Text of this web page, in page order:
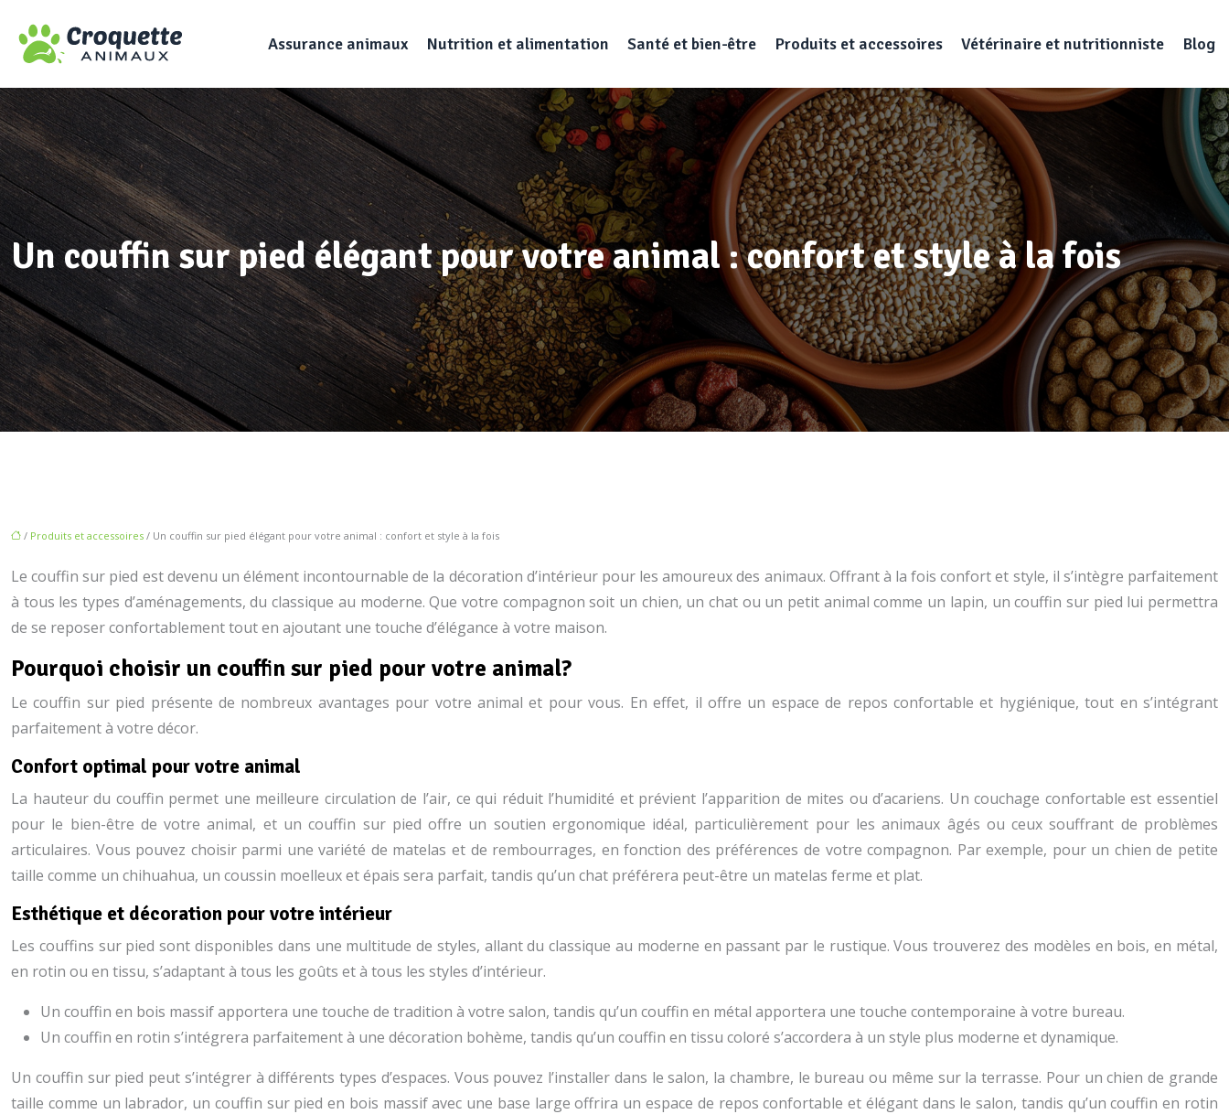
Assurance animaux Nutrition et alimentation Santé et bien-être Produits et accessoires Vétérinaire et nutritionniste Blog
Un couffin sur pied élégant pour votre animal : confort et style à la fois
/ Produits et accessoires / Un couffin sur pied élégant pour votre animal : confort et style à la fois
Le couffin sur pied est devenu un élément incontournable de la décoration d’intérieur pour les amoureux des animaux. Offrant à la fois confort et style, il s’intègre parfaitement
à tous les types d’aménagements, du classique au moderne. Que votre compagnon soit un chien, un chat ou un petit animal comme un lapin, un couffin sur pied lui permettra
de se reposer confortablement tout en ajoutant une touche d’élégance à votre maison.
Pourquoi choisir un couffin sur pied pour votre animal?
Le couffin sur pied présente de nombreux avantages pour votre animal et pour vous. En effet, il offre un espace de repos confortable et hygiénique, tout en s’intégrant
parfaitement à votre décor.
Confort optimal pour votre animal
La hauteur du couffin permet une meilleure circulation de l’air, ce qui réduit l’humidité et prévient l’apparition de mites ou d’acariens. Un couchage confortable est essentiel
pour le bien-être de votre animal, et un couffin sur pied offre un soutien ergonomique idéal, particulièrement pour les animaux âgés ou ceux souffrant de problèmes
articulaires. Vous pouvez choisir parmi une variété de matelas et de rembourrages, en fonction des préférences de votre compagnon. Par exemple, pour un chien de petite
taille comme un chihuahua, un coussin moelleux et épais sera parfait, tandis qu’un chat préférera peut-être un matelas ferme et plat.
Esthétique et décoration pour votre intérieur
Les couffins sur pied sont disponibles dans une multitude de styles, allant du classique au moderne en passant par le rustique. Vous trouverez des modèles en bois, en métal,
en rotin ou en tissu, s’adaptant à tous les goûts et à tous les styles d’intérieur.
Un couffin en bois massif apportera une touche de tradition à votre salon, tandis qu’un couffin en métal apportera une touche contemporaine à votre bureau.
Un couffin en rotin s’intégrera parfaitement à une décoration bohème, tandis qu’un couffin en tissu coloré s’accordera à un style plus moderne et dynamique.
Un couffin sur pied peut s’intégrer à différents types d’espaces. Vous pouvez l’installer dans le salon, la chambre, le bureau ou même sur la terrasse. Pour un chien de grande
taille comme un labrador, un couffin sur pied en bois massif avec une base large offrira un espace de repos confortable et élégant dans le salon, tandis qu’un couffin en rotin